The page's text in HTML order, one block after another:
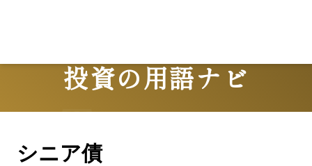
投資の用語ナビ
Terms
シニア債